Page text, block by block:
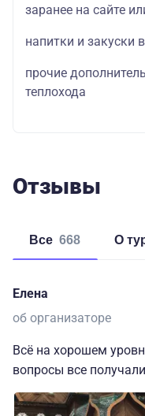
заранее на сайте
напитки и закуски
прочие
теплохода
Отзывы
Все 668 о
Елена
об организаторе
Всё на хорошем
вопросы все